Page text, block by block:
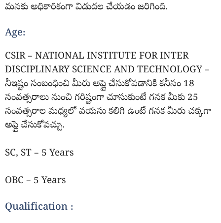
మనకు అధికారికంగా విడుదల చేయడం జరిగింది.
Age:
CSIR – NATIONAL INSTITUTE FOR INTER
DISCIPLINARY SCIENCE AND TECHNOLOGY –
నీఇష్టం సంబంధించి మీరు అప్లై చేసుకోవడానికి కనీసం 18
సంవత్సరాలు నుంచి గరిష్టంగా చూసుకుంటే గనక మీకు 25
సంవత్సరాల మధ్యలో వయసు కలిగి ఉంటే గనక మీరు చక్కగా
అప్లై చేసుకోవచ్చు.
SC, ST – 5 Years
OBC – 5 Years
Qualification :